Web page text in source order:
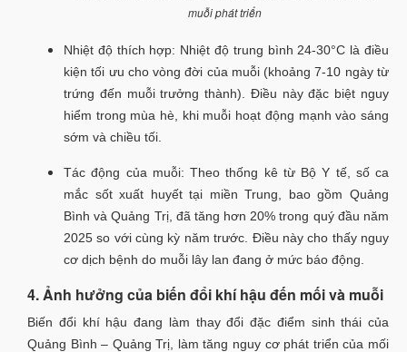
muỗi phát triển
Nhiệt độ thích hợp: Nhiệt độ trung bình 24-30°C là điều
kiện tối ưu cho vòng đời của muỗi (khoảng 7-10 ngày từ
trứng đến muỗi trưởng thành). Điều này đặc biệt nguy
hiểm trong mùa hè, khi muỗi hoạt động mạnh vào sáng
sớm và chiều tối.
Tác động của muỗi: Theo thống kê từ Bộ Y tế, số ca
mắc sốt xuất huyết tại miền Trung, bao gồm Quảng
Bình và Quảng Trị, đã tăng hơn 20% trong quý đầu năm
2025 so với cùng kỳ năm trước. Điều này cho thấy nguy
cơ dịch bệnh do muỗi lây lan đang ở mức báo động.
4. Ảnh hưởng của biến đổi khí hậu đến mối và muỗi
Biến đổi khí hậu đang làm thay đổi đặc điểm sinh thái của
Quảng Bình – Quảng Trị, làm tăng nguy cơ phát triển của mối